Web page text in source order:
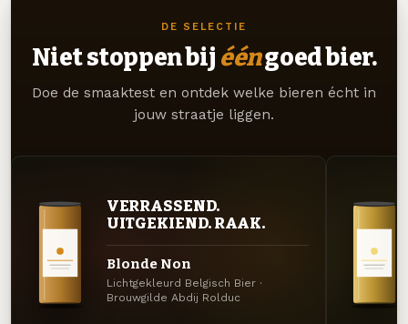
DE SELECTIE
Niet stoppen bij ééngoed bier.
Doe de smaaktest en ontdek welke bieren écht in
jouw straatje liggen.
VERRASSEND.
UITGEKIEND. RAAK.
Blonde Non
Lichtgekleurd Belgisch Bier ·
Brouwgilde Abdij Rolduc